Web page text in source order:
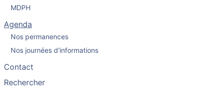
MDPH
Agenda
Nos permanences
Nos journées d'informations
Contact
Rechercher